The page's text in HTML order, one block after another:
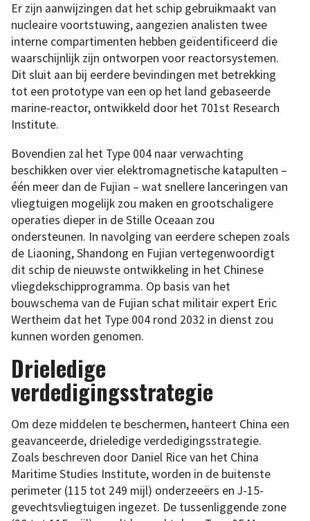
Er zijn aanwijzingen dat het schip gebruikmaakt van
nucleaire voortstuwing, aangezien analisten twee
interne compartimenten hebben geïdentificeerd die
waarschijnlijk zijn ontworpen voor reactorsystemen.
Dit sluit aan bij eerdere bevindingen met betrekking
tot een prototype van een op het land gebaseerde
marine-reactor, ontwikkeld door het 701st Research
Institute.
Bovendien zal het Type 004 naar verwachting
beschikken over vier elektromagnetische katapulten –
één meer dan de Fujian – wat snellere lanceringen van
vliegtuigen mogelijk zou maken en grootschaligere
operaties dieper in de Stille Oceaan zou
ondersteunen. In navolging van eerdere schepen zoals
de Liaoning, Shandong en Fujian vertegenwoordigt
dit schip de nieuwste ontwikkeling in het Chinese
vliegdekschipprogramma. Op basis van het
bouwschema van de Fujian schat militair expert Eric
Wertheim dat het Type 004 rond 2032 in dienst zou
kunnen worden genomen.
Drieledige
verdedigingsstrategie
Om deze middelen te beschermen, hanteert China een
geavanceerde, drieledige verdedigingsstrategie.
Zoals beschreven door Daniel Rice van het China
Maritime Studies Institute, worden in de buitenste
perimeter (115 tot 249 mijl) onderzeeërs en J-15-
gevechtsvliegtuigen ingezet. De tussenliggende zone